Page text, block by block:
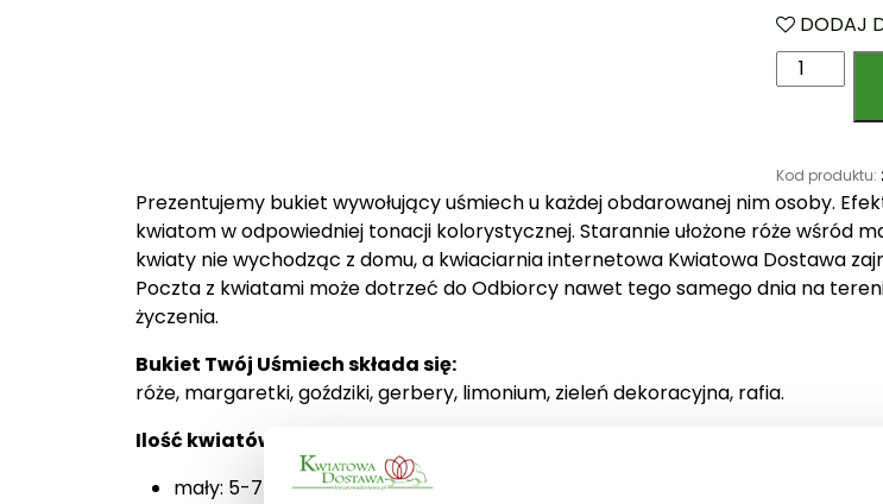
DODAJ
l
ć
B
u
k
i
w
Kod produktu:
Prezentujemy bukiet wywołujący uśmiech u każdej obdarowanej nim osoby.
kwiatom w odpowiedniej tonacji kolorystycznej. Starannie ułożone róże wśród
kwiaty nie wychodząc z domu, a kwiaciarnia internetowa Kwiatowa Dostawa
Poczta z kwiatami może dotrzeć do Odbiorcy nawet tego samego dnia na
życzenia.
Bukiet Twój Uśmiech składa się:
róże, margaretki, goździki, gerbery, limonium, zieleń dekoracyjna, rafia.
Ilość kwiatów:
mały: 5-7 + przybranie,